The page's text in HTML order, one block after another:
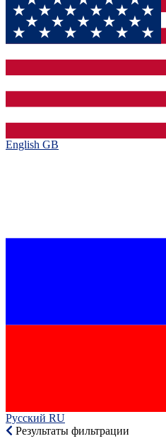
English GB‎
Русский RU‎
Результаты фильтрации